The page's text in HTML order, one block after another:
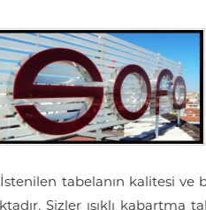
tabelanın kalitesi ve
Sizler ışıklı kabartma